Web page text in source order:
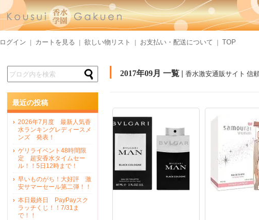
ログイン カートを見る 欲しい物リスト お支払い・配送について TOP
2017年09月 一覧 | 香水激安通販サイト 信
最近の投稿
2026年7月度 最新人気香
水ランキングレディースメ
ンズ 発表！
ゲリライベント48時間限
定 超安香水タイムセー
ル！！5日12時まで！
早いものがち！大好評 激
安サマーセール第二弾！！
本日最終日 PayPayスク
ラッチくじ！！7/31ま
で！！